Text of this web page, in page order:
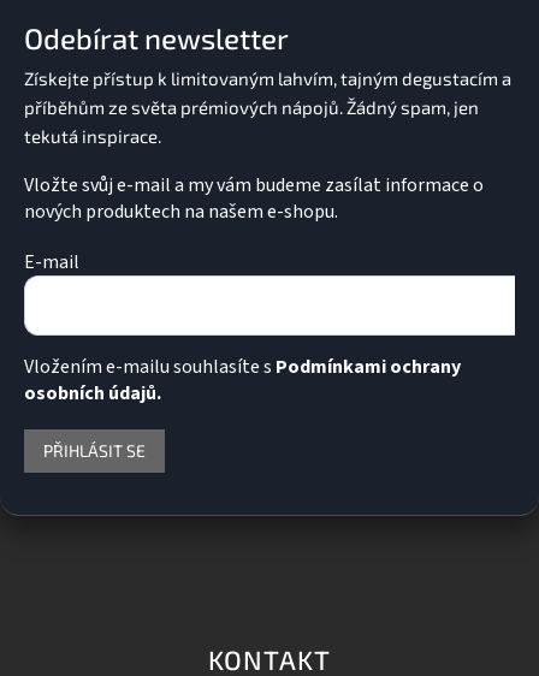
Odebírat newsletter
Vložte svůj e-mail a my vám budeme zasílat informace o
nových produktech na našem e-shopu.
E-mail
Vložením e-mailu souhlasíte s Podmínkami ochrany
osobních údajů.
PŘIHLÁSIT SE
KONTAKT